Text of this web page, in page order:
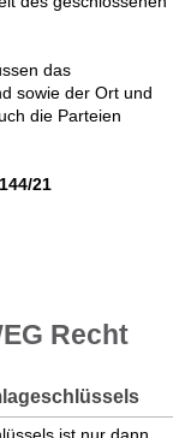
das
sowie der Ort und
die Parteien
21
Recht